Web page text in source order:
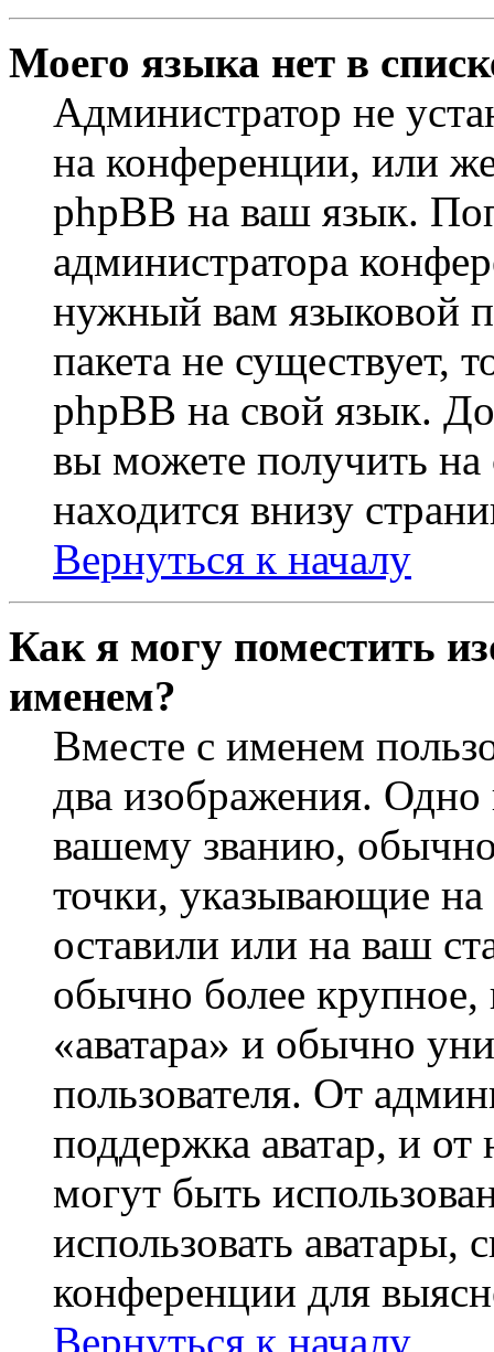
Моего языка нет в
Администратор не
на конференции, или
phpBB на ваш язык.
администратора
нужный вам языковой
пакета не существует,
phpBB на свой язык.
вы можете получить на
находится внизу
Вернуться к началу
Как я могу поместить
именем?
Вместе с именем
два изображения.
вашему званию, обычно
точки, указывающие
оставили или на ваш
обычно более крупное,
«аватара» и обычно
пользователя. От
поддержка аватар, и от
могут быть
использовать аватары,
конференции для
Вернуться к началу